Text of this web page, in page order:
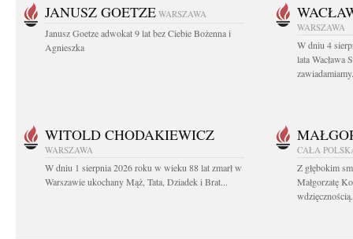
JANUSZ GOETZE WARSZAWA
Janusz Goetze adwokat 9 lat bez Ciebie Bożenna i
Agnieszka
WARSZAWA
W dniu 4
lata Wacława
WITOLD CHODAKIEWICZ
WARSZAWA
W dniu 1 sierpnia 2026 roku w wieku 88 lat zmarł w
Warszawie ukochany Mąż, Tata, Dziadek i Brat...
CAŁA
Z głębokim
Małgorzatę